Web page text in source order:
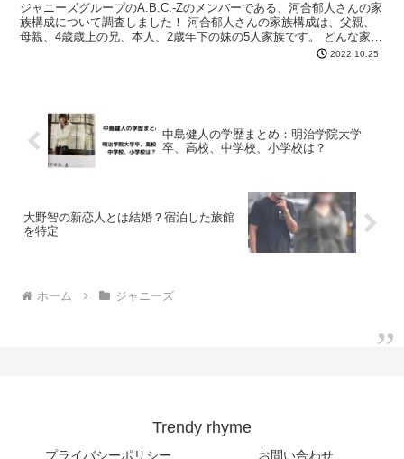
ジャニーズグループのA.B.C.-Zのメンバーである、河合郁人さんの家
族構成について調査しました！ 河合郁人さんの家族構成は、父親、
母親、4歳歳上の兄、本人、2歳年下の妹の5人家族です。 どんな家庭
2022.10.25
中島健人の学歴まとめ：明治学院大学
卒、高校、中学校、小学校は？
大野智の新恋人とは結婚？宿泊した旅館
を特定
ホーム ジャニーズ
Trendy rhyme
プライバシーポリシー お問い合わせ